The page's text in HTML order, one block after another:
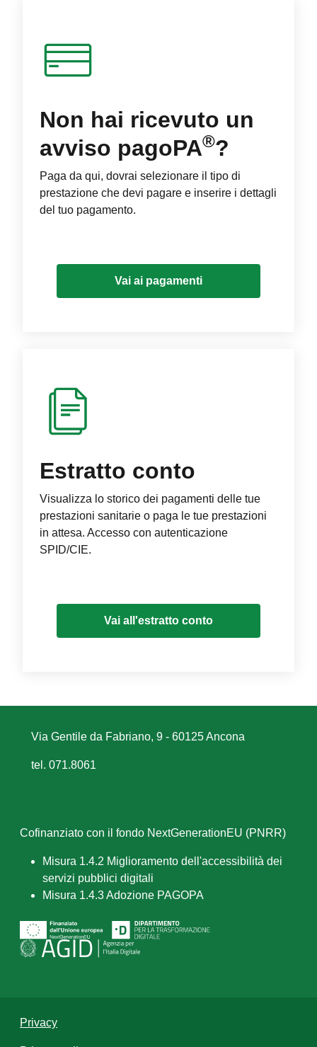
Non hai ricevuto un
avviso pagoPA®?
Paga da qui, dovrai selezionare il tipo di
prestazione che devi pagare e inserire i dettagli
del tuo pagamento.
Vai ai pagamenti
Estratto conto
Visualizza lo storico dei pagamenti delle tue
prestazioni sanitarie o paga le tue prestazioni
in attesa. Accesso con autenticazione
SPID/CIE.
Vai all'estratto conto
Via Gentile da Fabriano, 9 - 60125 Ancona
tel. 071.8061
Cofinanziato con il fondo NextGenerationEU (PNRR)
Misura 1.4.2 Miglioramento dell'accessibilità dei
servizi pubblici digitali
Misura 1.4.3 Adozione PAGOPA
Privacy